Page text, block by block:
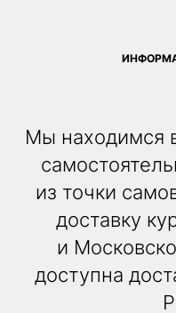
Мы находимся
из точки
доставку
и
доступна